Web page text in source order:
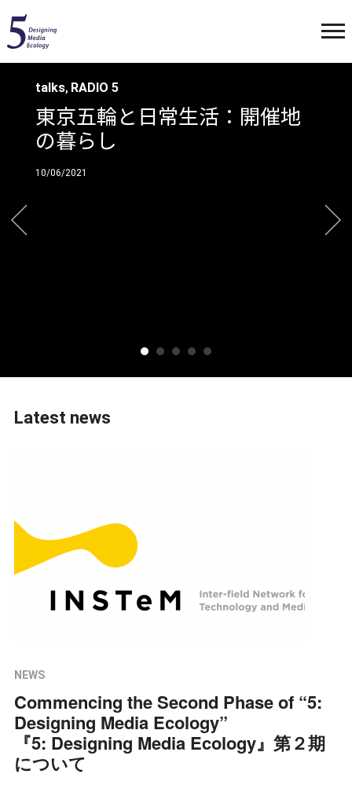
talks,RADIO 5
Daily Life during the Tokyo
2020 Olympics
10/01/2021
Latest news
NEWS
Commencing the Second Phase of “5:
Designing Media Ecology”
『5: Designing Media Ecology』第２期
について